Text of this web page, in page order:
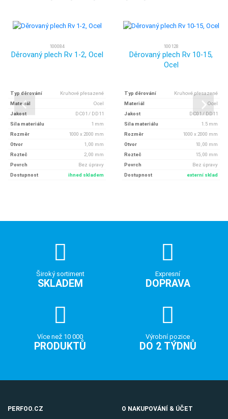
100084
Děrovaný plech Rv 1-2, Ocel
Typ děrování
Kruhové přesazené
Materiál
Ocel
Jakost
DC01 / DD11
Síla materiálu
1 mm
Rozměr
1000 x 2000 mm
Otvor
1, 00 mm
Rozteč
2, 00 mm
Povrch
Bez úpravy
Dostupnost
ihned skladem
100128
Děrovaný plech Rv 10-15,
Ocel
Typ děrování
Kruhové přesazené
Materiál
Ocel
Jakost
DC01 / DD11
Síla materiálu
1.5 mm
Rozměr
1000 x 2000 mm
Otvor
10, 00 mm
Rozteč
15, 00 mm
Povrch
Bez úpravy
Dostupnost
externí sklad
Široký sortiment
SKLADEM
Expresní
DOPRAVA
Více než 10 000
PRODUKTŮ
Výrobní pozice
DO 2 TÝDNŮ
PERFOO.CZ O NAKUPOVÁNÍ & ÚČET